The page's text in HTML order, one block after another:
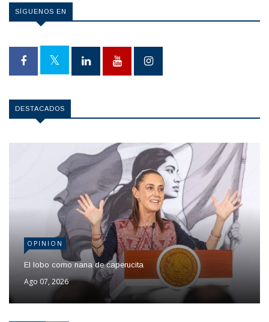
SÍGUENOS EN
DESTACADOS
OPINION
El lobo como nana de caperucita
Ago 07, 2026